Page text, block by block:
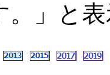
。」と